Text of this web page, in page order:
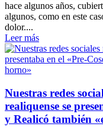
hace algunos años,
algunos, como en este
dolor....
Leer más
Nuestras redes
realiquense se
y Realicó también